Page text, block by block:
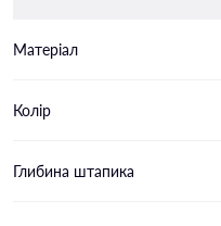
Матеріал
Колір
Глибина штапика